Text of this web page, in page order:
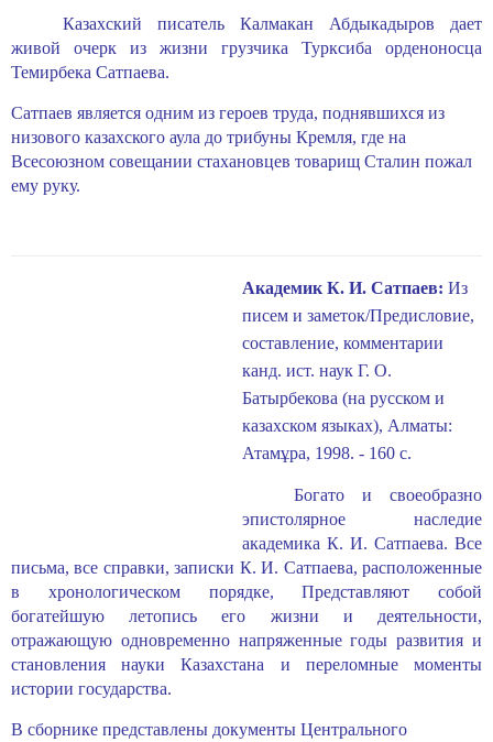
Казахский писатель Калмакан Абдыкадыров дает
живой очерк из жизни грузчика Турксиба орденоносца
Темирбека Сатпаева.
Сатпаев является одним из героев труда, поднявшихся из
низового казахского аула до трибуны Кремля, где на
Всесоюзном совещании стахановцев товарищ Сталин пожал
ему руку.
Академик К. И. Сатпаев: Из
писем и заметок/Предисловие,
со­ставление, комментарии
канд. ист. наук Г. О.
Батырбекова (на русском и
казахском языках), Алматы:
Атамұра, 1998. - 160 с.
Богато и своеобразно
эпистолярное наследие
академика К. И. Сатпаева. Все
письма, все справки, записки К. И. Сатпаева, расположенные
в хро­нологическом порядке, Представляют собой
богатейшую летопись его жизни и деятельности,
отражающую одновременно напряженные годы развития и
становления науки Казахстана и переломные моменты
истории государ­ства.
В сборнике представлены документы Центрального